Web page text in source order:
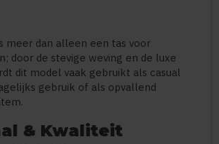
meer dan alleen een tas voor
door de stevige weving en de luxe
dit model vaak gebruikt als casual
gebruik of als opvallend
& Kwaliteit